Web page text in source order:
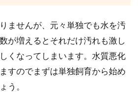
ませんが、元々単独でも水を汚
が増えるとそれだけ汚れも激し
くなってしまいます。水質悪化
すのでまずは単独飼育から始め
う。